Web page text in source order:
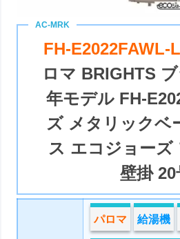
FH-E2022FAWL-
ロマ BRIGHTS
年モデル FH-
ズ メタリックベ
ス エコジョーズ
壁掛 20
パロマ 給湯機